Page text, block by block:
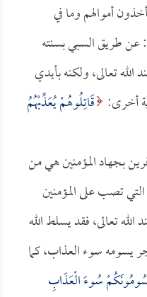
أموالهم وما في
عن طريق السبي بسنته
تعالى، ولكنه بأيدي
أخرى: قَاتِلُوهُمْ يُعَذِّبْهُمُ
بجهاد المؤمنين هي من
تصب على المؤمنين
تعالى، فقد يسلط الله
يسومه سوء العذاب، كما
سُوءَ الْعَذَابِ